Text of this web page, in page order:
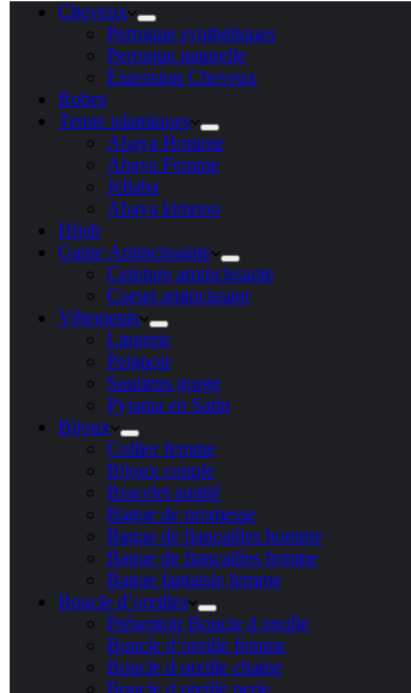
Cheveux
Perruque synthétiques
Perruque naturelle
Extension Cheveux
Robes
Tenue islamiques
Abaya Homme
Abaya Femme
Jellaba
Abaya kimono
Hijab
Gaine Amincissante
Ceinture amincissante
Corset amincissant
Vêtements
Lingerie
Peignoir
Soutiens gorge
Pyjama en Satin
Bijoux
Collier femme
Bijoux couple
Bracelet amitié
Bague de promesse
Bague de fiançailles homme
Bague de fiançailles femme
Bague fantaisie femme
Boucle d’oreilles
Présentoir Boucle d oreille
Boucle d’oreille femme
Boucle d oreille chaine
Boucle d oreille perle